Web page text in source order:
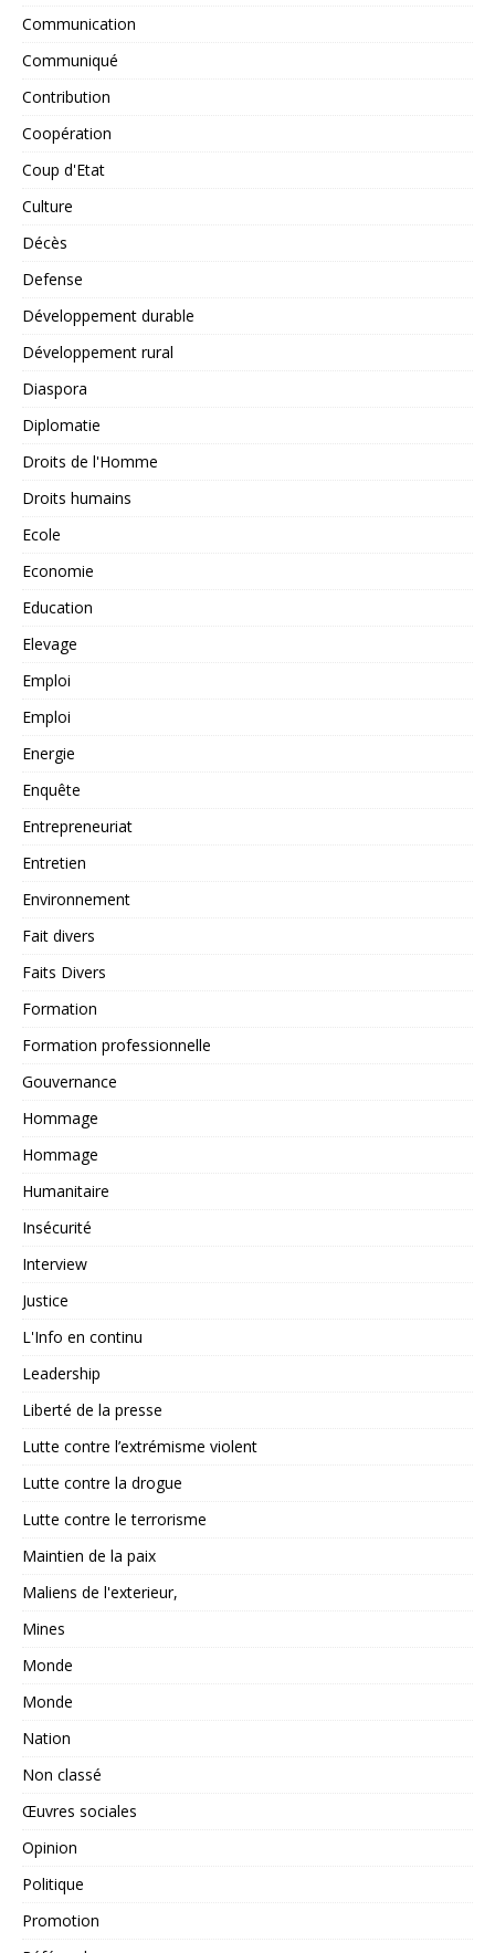
Communication
Communiqué
Contribution
Coopération
Coup d'Etat
Culture
Décès
Defense
Développement durable
Développement rural
Diaspora
Diplomatie
Droits de l'Homme
Droits humains
Ecole
Economie
Education
Elevage
Emploi
Emploi
Energie
Enquête
Entrepreneuriat
Entretien
Environnement
Fait divers
Faits Divers
Formation
Formation professionnelle
Gouvernance
Hommage
Hommage
Humanitaire
Insécurité
Interview
Justice
L'Info en continu
Leadership
Liberté de la presse
Lutte contre l’extrémisme violent
Lutte contre la drogue
Lutte contre le terrorisme
Maintien de la paix
Maliens de l'exterieur,
Mines
Monde
Monde
Nation
Non classé
Œuvres sociales
Opinion
Politique
Promotion